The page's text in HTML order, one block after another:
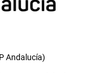
Andalucía)